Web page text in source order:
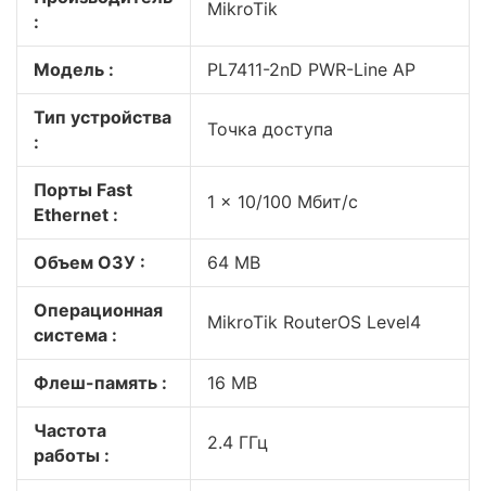
:
MikroTik
Модель : PL7411-2nD PWR-Line AP
Тип устройства
:
Точка доступа
Порты Fast
Ethernet :
1 x 10/100 Мбит/с
Объем ОЗУ : 64 MB
Операционная
система :
MikroTik RouterOS Level4
Флеш-память : 16 MB
Частота
работы :
2.4 ГГц